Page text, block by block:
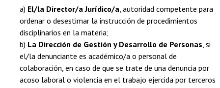
a) El/la Director/a Jurídico/a , autoridad competente para
ordenar o desestimar la instrucción de procedimientos
disciplinarios en la materia;
b) La Dirección de Gestión y Desarrollo de Personas , si
el/la denunciante es académico/a o personal de
colaboración, en caso de que se trate de una denuncia por
acoso laboral o violencia en el trabajo ejercida por terceros